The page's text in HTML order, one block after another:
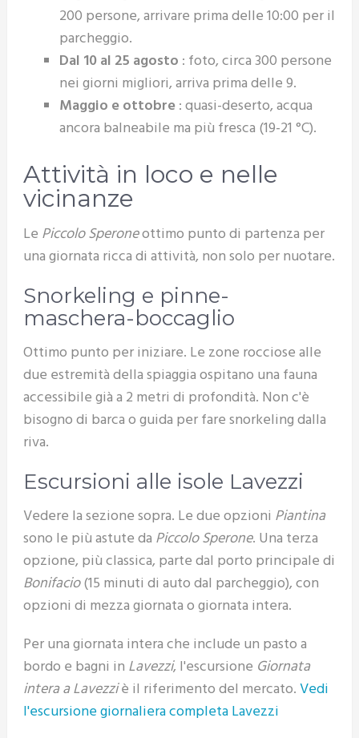
200 persone, arrivare prima delle 10:00 per il
parcheggio.
Dal 10 al 25 agosto : foto, circa 300 persone
nei giorni migliori, arriva prima delle 9.
Maggio e ottobre: quasi-deserto, acqua
ancora balneabile ma più fresca (19-21 °C).
Attività in loco e nelle
vicinanze
Le Piccolo Speroneottimo punto di partenza per
una giornata ricca di attività, non solo per nuotare.
Snorkeling e pinne-
maschera-boccaglio
Ottimo punto per iniziare. Le zone rocciose alle
due estremità della spiaggia ospitano una fauna
accessibile già a 2 metri di profondità. Non c'è
bisogno di barca o guida per fare snorkeling dalla
riva.
Escursioni alle isole Lavezzi
Vedere la sezione sopra. Le due opzioni Piantina
sono le più astute da Piccolo Sperone. Una terza
opzione, più classica, parte dal porto principale di
Bonifacio(15 minuti di auto dal parcheggio), con
opzioni di mezza giornata o giornata intera.
Per una giornata intera che include un pasto a
bordo e bagni in Lavezzi, l'escursione Giornata
intera a Lavezziè il riferimento del mercato.Vedi
l'escursione giornaliera completa Lavezzi